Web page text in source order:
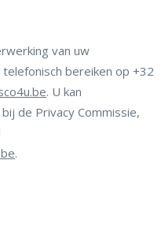
van uw
bereiken op +32
. U kan
de Privacy Commissie,
.